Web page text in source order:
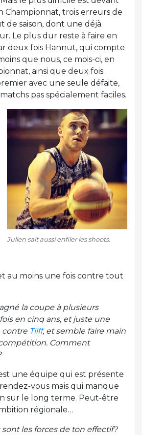
Championnat, trois erreurs de
de saison, dont une déjà
Le plus dur reste à faire en
deux fois Hannut, qui compte
que nous, ce mois-ci, en
ainsi que deux fois
avec une seule défaite,
pas spécialement faciles.
Julien sait aussi enfiler les shoots.
au moins une fois contre tout
la coupe à plusieurs
en cinq ans, et juste une
contre Tilff, et semble faire main
Comment
une équipe qui est présente
vous mais qui manque
sur le long terme. Peut-être
régionale…
les forces de ton effectif?